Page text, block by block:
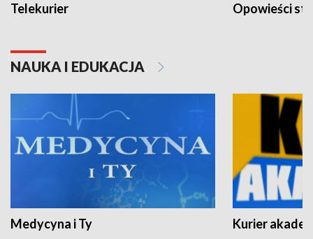
Telekurier Opowieści
NAUKA I EDUKACJA
Medycyna i Ty Kurier